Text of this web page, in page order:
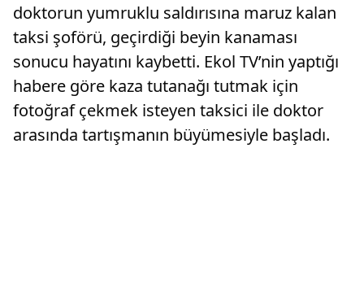
doktorun yumruklu saldırısına maruz kalan
taksi şoförü, geçirdiği beyin kanaması
sonucu hayatını kaybetti. Ekol TV’nin yaptığı
habere göre kaza tutanağı tutmak için
fotoğraf çekmek isteyen taksici ile doktor
arasında tartışmanın büyümesiyle başladı.